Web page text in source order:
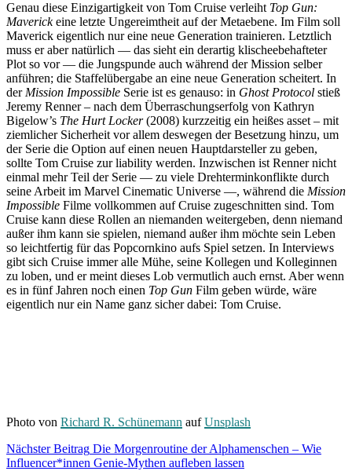
Genau diese Einzigartigkeit von Tom Cruise verleiht Top Gun:
Maverickeine letzte Ungereimtheit auf der Metaebene. Im Film soll
Maverick eigentlich nur eine neue Generation trainieren. Letztlich
muss er aber natürlich — das sieht ein derartig klischeebehafteter
Plot so vor — die Jungspunde auch während der Mission selber
anführen; die Staffelübergabe an eine neue Generation scheitert. In
derMission Impossible Serie ist es genauso: in Ghost Protocol stieß
Jeremy Renner – nach dem Überraschungserfolg von Kathryn
Bigelow’s The Hurt Locker(2008) kurzzeitig ein heißes asset – mit
ziemlicher Sicherheit vor allem deswegen der Besetzung hinzu, um
der Serie die Option auf einen neuen Hauptdarsteller zu geben,
sollte Tom Cruise zur liability werden. Inzwischen ist Renner nicht
einmal mehr Teil der Serie — zu viele Drehterminkonflikte durch
seine Arbeit im Marvel Cinematic Universe —, während die Mission
Impossible Filme vollkommen auf Cruise zugeschnitten sind. Tom
Cruise kann diese Rollen an niemanden weitergeben, denn niemand
außer ihm kann sie spielen, niemand außer ihm möchte sein Leben
so leichtfertig für das Popcornkino aufs Spiel setzen. In Interviews
gibt sich Cruise immer alle Mühe, seine Kollegen und Kolleginnen
zu loben, und er meint dieses Lob vermutlich auch ernst. Aber wenn
es in fünf Jahren noch einen Top Gun Film geben würde, wäre
eigentlich nur ein Name ganz sicher dabei: Tom Cruise.
Photo von Richard R. Schünemann aufUnsplash
Beitragsnavigation
Nächster Beitrag Die Morgenroutine der Alphamenschen – Wie
Influencer*innen Genie-Mythen aufleben lassen